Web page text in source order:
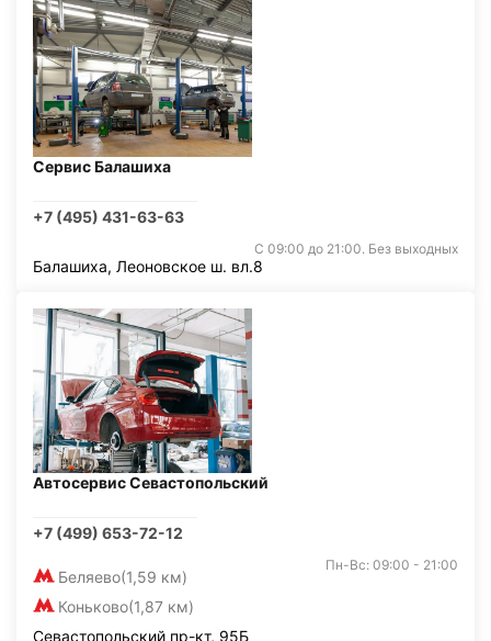
Сервис Балашиха
+7 (495) 431-63-63
С 09:00 до 21:00. Без выходных
Балашиха, Леоновское ш. вл.8
Автосервис Севастопольский
+7 (499) 653-72-12
Беляево(1,59 км)
Коньково(1,87 км)
Пн-Вс: 09:00 - 21:00
Севастопольский пр-кт, 95Б